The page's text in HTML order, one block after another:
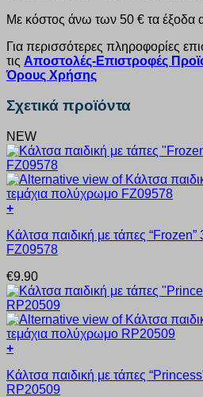
Με κόστος άνω των 50 € τα έξοδα
Για περισσότερες πληροφορίες
τις Αποστολές-Επιστροφές
Όρους Χρήσης
Σχετικά προϊόντα
NEW
+
το
προϊόν
πολλαπλές
παραλλαγές.
Οι
επιλογές
μπορούν
να
στη
σελίδα
Κάλτσα παιδική με τάπες
FZ09578
€9.90
+
το
προϊόν
Κάλτσα παιδική με τάπες
RP20509